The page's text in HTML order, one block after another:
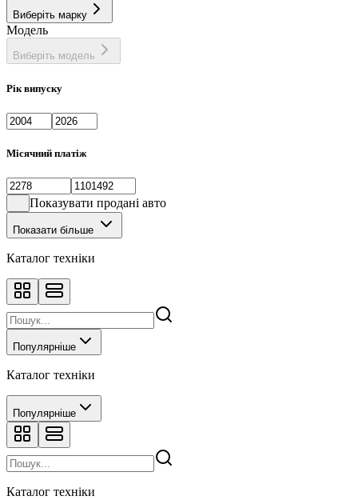
Фастбек1
Хетчбек133
Виберіть марку
Модель
Виберіть модель
Рік випуску
Місячний платіж
Показувати продані авто
Показати більше
Каталог техніки
Популярніше
Каталог техніки
Популярніше
Каталог техніки